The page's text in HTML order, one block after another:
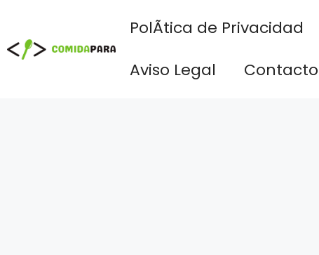
contenido
PolÃ­tica de Privacidad
Aviso Legal
Contacto